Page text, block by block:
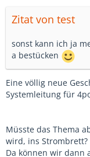
Zitat von test
sonst kann ich ja
a bestücken
Eine völlig neue
Systemleitung für
Müsste das Thema
wird, ins Strombrett?
Da können wir dann